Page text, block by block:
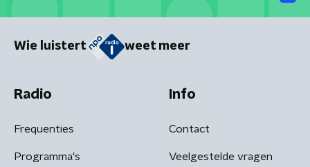
Wie luistert weet meer
Radio
Frequenties
Programma's
Info
Contact
Veelgestelde vragen